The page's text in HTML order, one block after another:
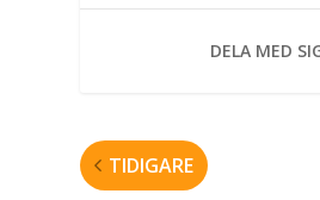
DELA MED
TIDIGARE